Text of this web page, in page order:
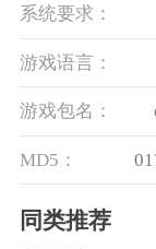
系统要求：
游戏语言：
游戏包名：
MD5：
同类推荐